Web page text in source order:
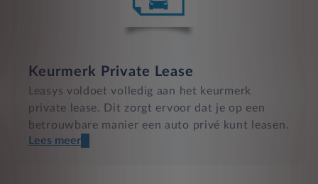
Keurmerk Private Lease
Leasys voldoet volledig aan het keurmerk
private lease. Dit zorgt ervoor dat je op een
betrouwbare manier een auto privé kunt leasen.
Lees meer